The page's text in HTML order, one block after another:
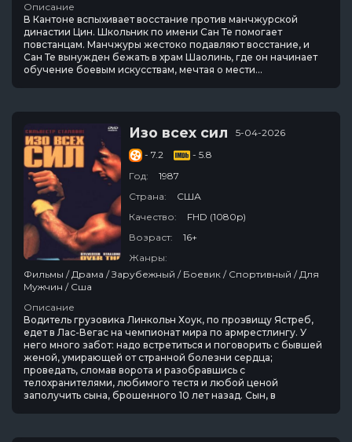
Описание
В Кантоне вспыхивает восстание против манчжурской
династии Цин. Школьник по имени Сан Те помогает
повстанцам. Манчжуры жестоко подавляют восстание, и
Сан Те вынужден бежать в храм Шаолинь, где он начинает
обучение боевым искусствам, мечтая о мести…
Изо всех сил
5-04-2026
- 7.2
- 5.8
Год:
1987
Страна:
США
Качество:
FHD (1080p)
Возраст:
16+
Жанры:
Фильмы / Драма / Зарубежный / Боевик / Спортивный / Для
Мужчин / Сша
Описание
Водитель грузовика Линкольн Хоук, по прозвищу Ястреб,
едет в Лас-Вегас на чемпионат мира по армрестлингу. У
него много забот: надо встретиться и поговорить с бывшей
женой, умирающей от странной болезни сердца;
проведать, сломав ворота и разобравшись с
телохранителями, любимого тестя и любой ценой
заполучить сына, брошенного 10 лет назад. Сын, в